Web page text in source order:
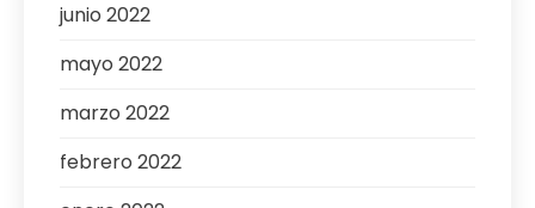
junio 2022
mayo 2022
marzo 2022
febrero 2022